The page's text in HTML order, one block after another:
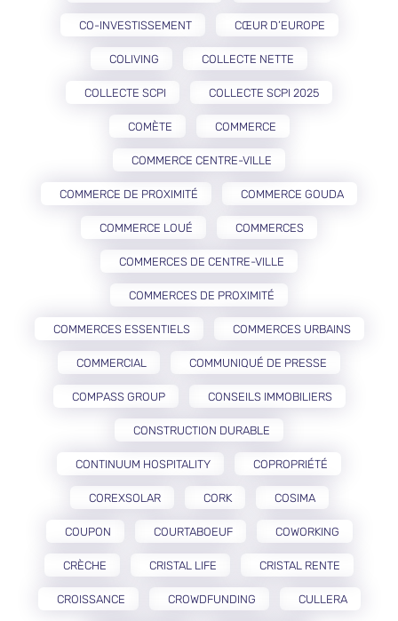
CO-INVESTISSEMENT CŒUR D’EUROPE
COLIVING COLLECTE NETTE
COLLECTE SCPI COLLECTE SCPI 2025
COMÈTE COMMERCE
COMMERCE CENTRE-VILLE
COMMERCE DE PROXIMITÉ COMMERCE GOUDA
COMMERCE LOUÉ COMMERCES
COMMERCES DE CENTRE-VILLE
COMMERCES DE PROXIMITÉ
COMMERCES ESSENTIELS COMMERCES URBAINS
COMMERCIAL COMMUNIQUÉ DE PRESSE
COMPASS GROUP CONSEILS IMMOBILIERS
CONSTRUCTION DURABLE
CONTINUUM HOSPITALITY COPROPRIÉTÉ
COREXSOLAR CORK COSIMA
COUPON COURTABOEUF COWORKING
CRÈCHE CRISTAL LIFE CRISTAL RENTE
CROISSANCE CROWDFUNDING CULLERA